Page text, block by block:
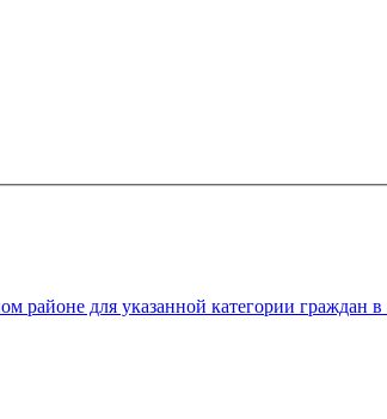
для указанной категории граждан в